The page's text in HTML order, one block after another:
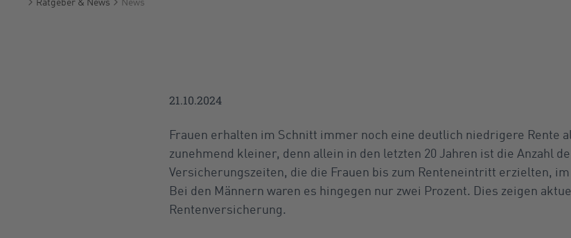
21.10.2024
Frauen erhalten im Schnitt immer noch eine deutlich niedrigere Rente
zunehmend kleiner, denn allein in den letzten 20 Jahren ist die Anzahl
Versicherungszeiten, die die Frauen bis zum Renteneintritt erzielten,
Bei den Männern waren es hingegen nur zwei Prozent. Dies zeigen
Rentenversicherung.